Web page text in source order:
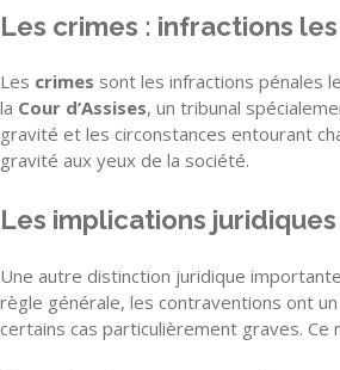
Les crimes : infractions
Les crimes sont les infractions pénales
la Cour d’Assises, un tribunal
gravité et les circonstances entourant
gravité aux yeux de la société.
Les implications
Une autre distinction juridique
règle générale, les contraventions ont
certains cas particulièrement graves.